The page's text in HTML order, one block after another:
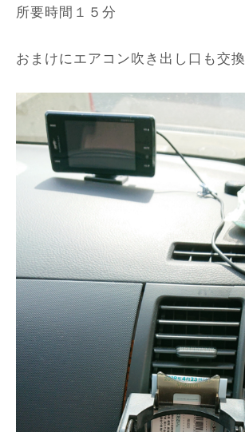
所要時間１５分
おまけにエアコン吹き出し口も交換